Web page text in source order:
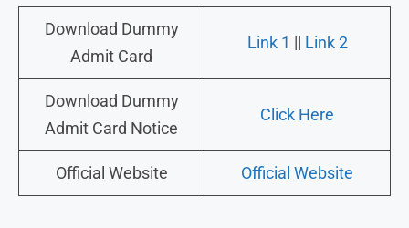
Download Dummy
Admit Card
Link 1 || Link 2
Download Dummy
Admit Card Notice
Click Here
Official Website Official Website